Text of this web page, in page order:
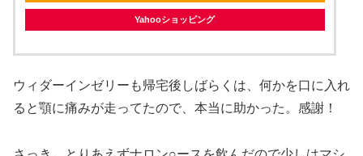
Yahooショッピング
ウィダーインゼリーも帰宅後しばらくは、何かを口に入れ
ると顎に痛みが走ってたので、本当に助かった。感謝！